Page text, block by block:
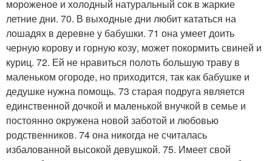
мороженое и холодный натуральный сок в жаркие
летние дни. 70. В выходные дни любит кататься на
лошадях в деревне у бабушки. 71 она умеет доить
черную корову и горную козу, может покормить свиней и
куриц. 72. Ей не нравиться полоть большую траву в
маленьком огороде, но приходится, так как бабушке и
дедушке нужна помощь. 73 старая подруга является
единственной дочкой и маленькой внучкой в семье и
постоянно окружена новой заботой и любовью
родственников. 74 она никогда не считалась
избалованной высокой девушкой. 75. Имеет свой